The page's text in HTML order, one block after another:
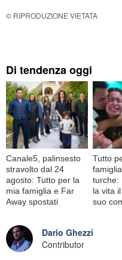
© RIPRODUZIONE VIETATA
Di tendenza oggi
Canale5, palinsesto
stravolto dal 24
agosto: Tutto per la
mia famiglia e Far
Away spostati
Tutto
turche:
la vita
suo
Dario Ghezzi
Contributor